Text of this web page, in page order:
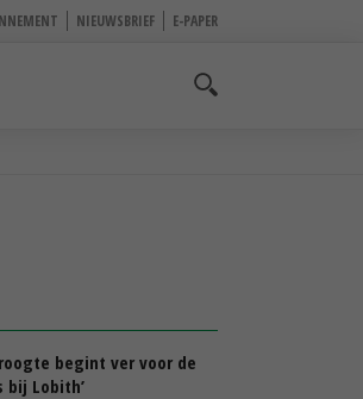
NIEUWSBRIEF E-PAPER
begint ver voor de
bij Lobith’